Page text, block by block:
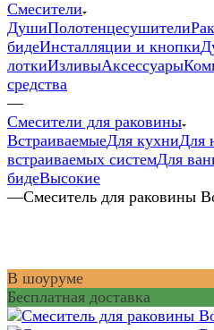
Смесители
ДушиПолотенцесушители
бидеИнсталляции и кнопки
лоткиИзливыАксессуары
средства
—
Смесители для раковины
ВстраиваемыеДля кухниДля
встраиваемых системДля
бидеВысокие
—Смеситель для раковины
В шоуруме
Бесплатная доставка